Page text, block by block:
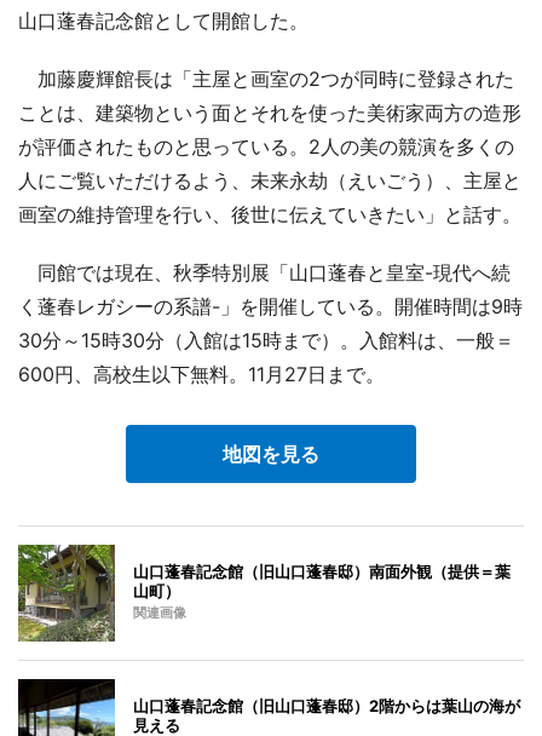
山口蓬春記念館として開館した。
加藤慶輝館長は「主屋と画室の2つが同時に登録された
ことは、建築物という面とそれを使った美術家両方の造形
が評価されたものと思っている。2人の美の競演を多くの
人にご覧いただけるよう、未来永劫（えいごう）、主屋と
画室の維持管理を行い、後世に伝えていきたい」と話す。
同館では現在、秋季特別展「山口蓬春と皇室-現代へ続
く蓬春レガシーの系譜-」を開催している。開催時間は9時
30分～15時30分（入館は15時まで）。入館料は、一般＝
600円、高校生以下無料。11月27日まで。
地図を見る
山口蓬春記念館（旧山口蓬春邸）南面外観（提供＝葉
山町）
関連画像
山口蓬春記念館（旧山口蓬春邸）2階からは葉山の海が
見える